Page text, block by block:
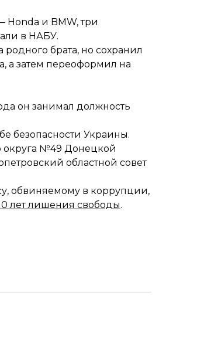
Honda и BMW, три
в НАБУ.
брата, но сохранил
а затем переоформил на
он занимал должность
безопасности Украины.
округа №49 Донецкой
областной совет
обвиняемому в коррупции,
лет лишения свободы.